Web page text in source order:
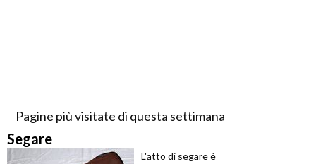
Pagine più visitate di questa settimana
Segare
L'atto di segare è